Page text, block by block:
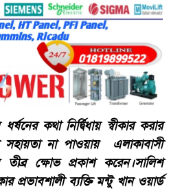
কথা নির্দ্বিধায় স্বীকার করার
না পাওয়ায় এলাকাবাসী
তীব্র ক্ষোভ প্রকাশ করেন।সালিশ
প্রভাবশালী ব্যক্তি মন্টু খান ওয়ার্ড